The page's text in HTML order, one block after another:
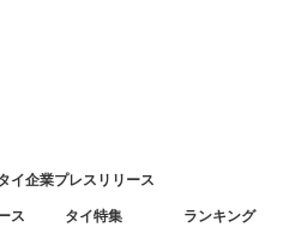
イ企業プレスリリース
ス タイ特集 ランキング